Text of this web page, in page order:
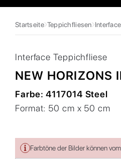
Startseite Teppichfliesen
Interface Teppichfliese
NEW HORIZONS
Farbe:4117014 Steel
Format: 50 cm x 50 cm
Farbtöne der Bilder können